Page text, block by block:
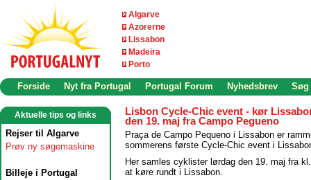
Algarve
Azorerne
Lissabon
Madeira
Porto
Forside Nyt fra Portugal Portugal Forum Nyhedsbrev Søg
Aktuelle tips og links
Rejser til Algarve
Prøv ny søgemaskine
Billeje i Portugal
Lisbon Cycle-Chic event - kør
den 19. maj fra Campo Pegueno
Praça de Campo Pequeno i Lissabon er
sommerens første Cycle-Chic event i
Her samles cyklister lørdag den 19. maj fra
at køre rundt i Lissabon.